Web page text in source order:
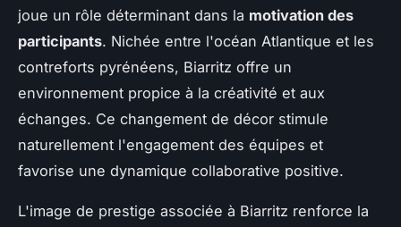
joue un rôle déterminant dans la motivation des
participants. Nichée entre l'océan Atlantique et les
contreforts pyrénéens, Biarritz offre un
environnement propice à la créativité et aux
échanges. Ce changement de décor stimule
naturellement l'engagement des équipes et
favorise une dynamique collaborative positive.
L'image de prestige associée à Biarritz renforce la